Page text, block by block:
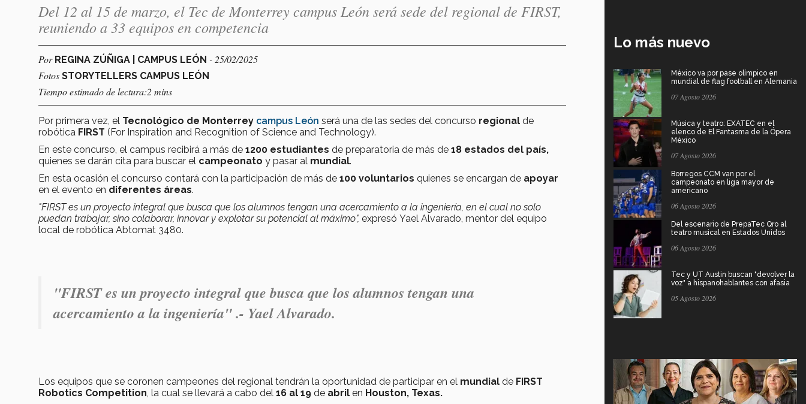
Del 12 al 15 de marzo, el Tec de Monterrey campus León será sede del regional de FIRST,
reuniendo a 33 equipos en competencia
Por REGINA ZÚÑIGA | CAMPUS LEÓN - 25/02/2025
Fotos STORYTELLERS CAMPUS LEÓN
Tiempo estimado de lectura:2 mins
Por primera vez, el Tecnológico de Monterrey campus León será una de las sedes del concurso regional de
robótica FIRST (For Inspiration and Recognition of Science and Technology).
En este concurso, el campus recibirá a más de 1200 estudiantes de preparatoria de más de 18 estados del país,
quienes se darán cita para buscar el campeonato y pasar al mundial.
En esta ocasión el concurso contará con la participación de más de 100 voluntarios quienes se encargan de apoyar
en el evento en diferentes áreas.
"FIRST es un proyecto integral que busca que los alumnos tengan una acercamiento a la ingeniería, en el cual no solo
puedan trabajar, sino colaborar, innovar y explotar su potencial al máximo", expresó Yael Alvarado, mentor del equipo
local de robótica Abtomat 3480.
"FIRST es un proyecto integral que busca que los alumnos tengan una
acercamiento a la ingeniería" .- Yael Alvarado.
Los equipos que se coronen campeones del regional tendrán la oportunidad de participar en el mundial de FIRST
Robotics Competition, la cual se llevará a cabo del 16 al 19 de abril en Houston, Texas.
Lo más nuevo
México va por pase olímpico en
mundial de flag football en Alemania
07 Agosto 2026
Música y teatro: EXATEC en el
elenco de El Fantasma de la Ópera
México
07 Agosto 2026
Borregos CCM van por el
campeonato en liga mayor de
americano
06 Agosto 2026
Del escenario de PrepaTec Qro al
teatro musical en Estados Unidos
06 Agosto 2026
Tec y UT Austin buscan "devolver la
voz" a hispanohablantes con afasia
05 Agosto 2026